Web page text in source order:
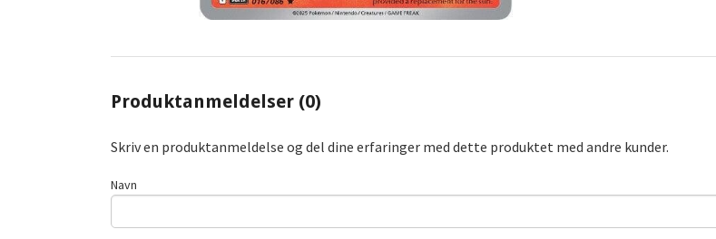
Produktanmeldelser (0)
Skriv en produktanmeldelse og del dine erfaringer med dette produktet med andre kunder.
Navn